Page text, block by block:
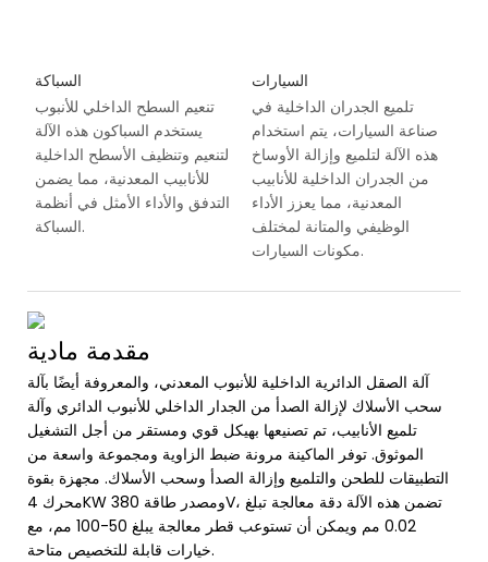
السباكة
تنعيم السطح الداخلي للأنبوب
يستخدم السباكون هذه الآلة
لتنعيم وتنظيف الأسطح الداخلية
للأنابيب المعدنية، مما يضمن
التدفق والأداء الأمثل في أنظمة
السباكة.
السيارات
تلميع الجدران الداخلية في
صناعة السيارات، يتم استخدام
هذه الآلة لتلميع وإزالة الأوساخ
من الجدران الداخلية للأنابيب
المعدنية، مما يعزز الأداء
الوظيفي والمتانة لمختلف
مكونات السيارات.
مقدمة مادية
آلة الصقل الدائرية الداخلية للأنبوب المعدني، والمعروفة أيضًا بآلة
سحب الأسلاك لإزالة الصدأ من الجدار الداخلي للأنبوب الدائري وآلة
تلميع الأنابيب، تم تصنيعها بهيكل قوي ومستقر من أجل التشغيل
الموثوق. توفر الماكينة مرونة ضبط الزاوية ومجموعة واسعة من
التطبيقات للطحن والتلميع وإزالة الصدأ وسحب الأسلاك. مجهزة بقوة
محرك 4KW ومصدر طاقة 380V، تضمن هذه الآلة دقة معالجة تبلغ
0.02 مم ويمكن أن تستوعب قطر معالجة يبلغ 50-100 مم، مع
خيارات قابلة للتخصيص متاحة.